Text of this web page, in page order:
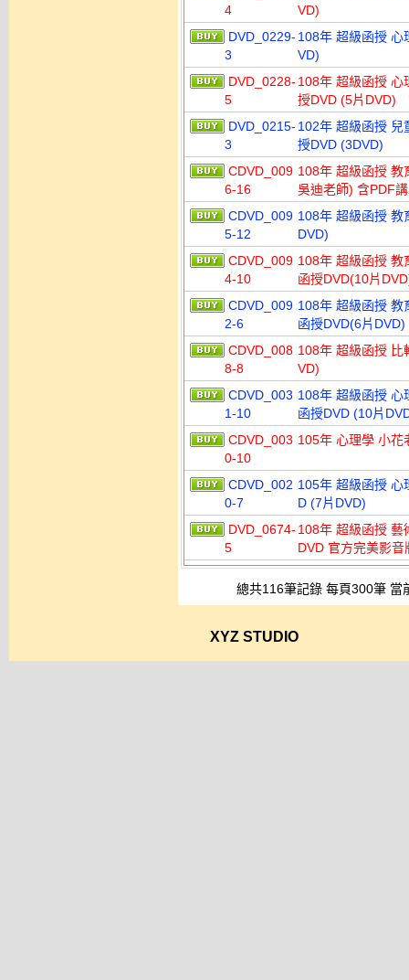
4
VD)
DVD_0229-
3
108年 超級函授 心
VD)
DVD_0228-
5
108年 超級函授 心
授DVD (5片DVD)
DVD_0215-
3
102年 超級函授 兒
授DVD (3DVD)
CDVD_009
6-16
108年 超級函授 教
吳迪老師) 含PDF
CDVD_009
5-12
108年 超級函授 教
DVD)
CDVD_009
4-10
108年 超級函授 教
函授DVD(10片
CDVD_009
2-6
108年 超級函授 教
函授DVD(6片DVD)
CDVD_008
8-8
108年 超級函授 比
VD)
CDVD_003
1-10
108年 超級函授 心
函授DVD (10片
CDVD_003
0-10
105年 心理學 小花
CDVD_002
0-7
105年 超級函授 心
D (7片DVD)
DVD_0674-
5
108年 超級函授 藝
DVD 官方完美影音
總共116筆記錄 每頁300筆
XYZ STUDIO